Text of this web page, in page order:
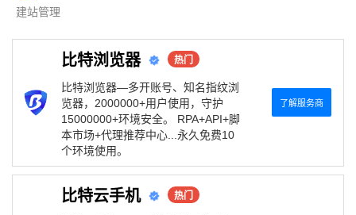
建站管理
比特浏览器 热门
比特浏览器—多开账号、知名指纹浏
览器，2000000+用户使用，守护
15000000+环境安全。 RPA+API+脚
本市场+代理推荐中心...永久免费10
个环境使用。
了解服务商
比特云手机 热门